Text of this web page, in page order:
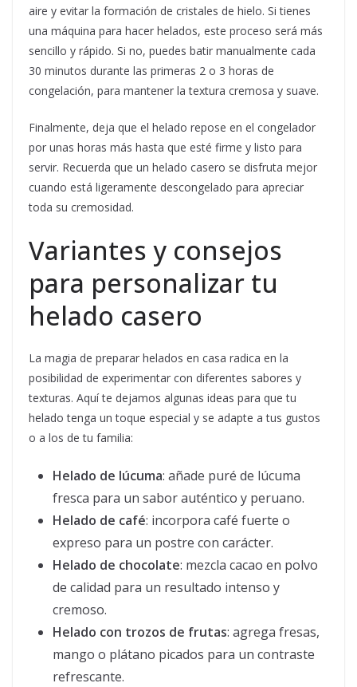
aire y evitar la formación de cristales de hielo. Si tienes
una máquina para hacer helados, este proceso será más
sencillo y rápido. Si no, puedes batir manualmente cada
30 minutos durante las primeras 2 o 3 horas de
congelación, para mantener la textura cremosa y suave.
Finalmente, deja que el helado repose en el congelador
por unas horas más hasta que esté firme y listo para
servir. Recuerda que un helado casero se disfruta mejor
cuando está ligeramente descongelado para apreciar
toda su cremosidad.
Variantes y consejos
para personalizar tu
helado casero
La magia de preparar helados en casa radica en la
posibilidad de experimentar con diferentes sabores y
texturas. Aquí te dejamos algunas ideas para que tu
helado tenga un toque especial y se adapte a tus gustos
o a los de tu familia:
Helado de lúcuma: añade puré de lúcuma
fresca para un sabor auténtico y peruano.
Helado de café: incorpora café fuerte o
expreso para un postre con carácter.
Helado de chocolate: mezcla cacao en polvo
de calidad para un resultado intenso y
cremoso.
Helado con trozos de frutas: agrega fresas,
mango o plátano picados para un contraste
refrescante.